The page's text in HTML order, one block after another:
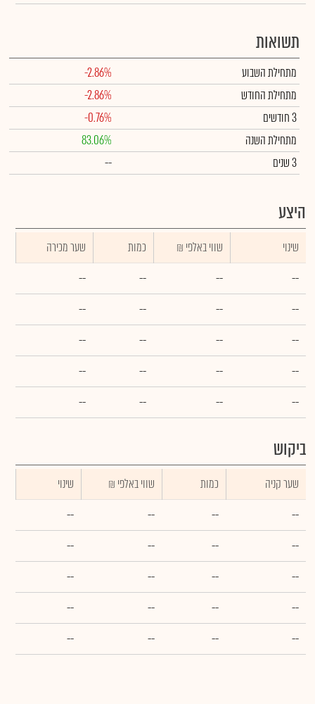
תשואות
מתחילת השבוע
-2.86%
מתחילת החודש
-2.86%
3 חודשים
-0.76%
מתחילת השנה
83.06%
3 שנים
--
היצע
שינוי ₪ שווי באלפי כמות
שער מכירה
--
--
--
--
--
--
--
--
--
--
--
--
--
--
--
--
--
--
--
--
ביקוש
שער קניה כמות ₪ שווי באלפי
שינוי
--
--
--
--
--
--
--
--
--
--
--
--
--
--
--
--
--
--
--
--